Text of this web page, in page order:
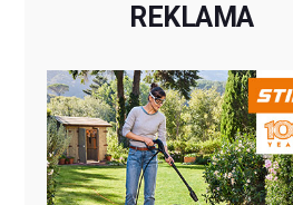
REKLAMA